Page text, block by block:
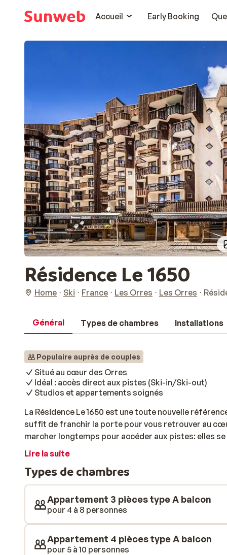
Accueil
Early Booking
Résidence Le 1650
Home Ski France Les Orres Les Orres
Général Types de chambres Installations
Populaire auprès de couples
Situé au cœur des Orres
Idéal : accès direct aux pistes (Ski-in/Ski-out)
Studios et appartements soignés
La Résidence Le 1650 est une toute nouvelle
suffit de franchir la porte pour vous retrouver au
marcher longtemps pour accéder aux pistes: elles
vous reste qu'à chausser vos skis et vous laisser
sur le domaine skiable et les montagnes des Orres.
un style contemporain et entièrement équipés,
installé dans ces logements, vous ressentirez tout
la construction utilise largement le matériau bois. Si
votre séjour, vous trouverez dans le centre de la
ravitailler en toute convivialité. Bonnes vacances!
Lire la suite
Types de chambres
Appartement 3 pièces type A balcon
pour 4 à 8 personnes
Appartement 4 pièces type A balcon
pour 5 à 10 personnes